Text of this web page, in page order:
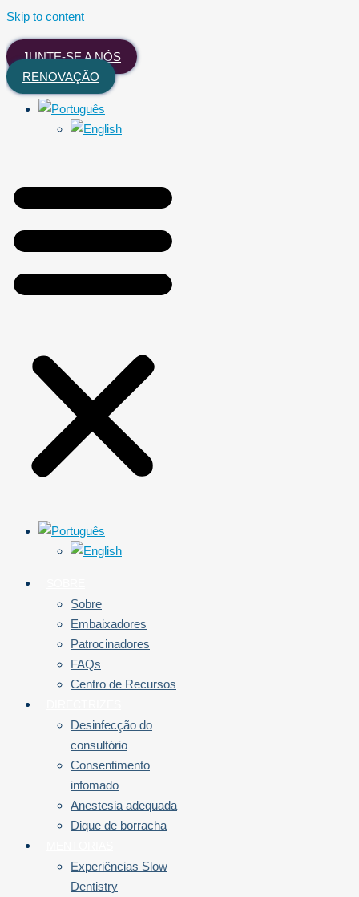
Skip to content
JUNTE-SE A NÓS
RENOVAÇÃO
Sobre
Embaixadores
Patrocinadores
FAQs
Centro de Recursos
Desinfecção do
consultório
Consentimento
infomado
Anestesia adequada
Dique de borracha
Experiências Slow
Dentistry